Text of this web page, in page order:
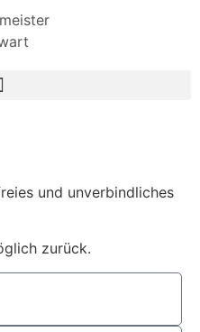
und unverbindliches
zurück.